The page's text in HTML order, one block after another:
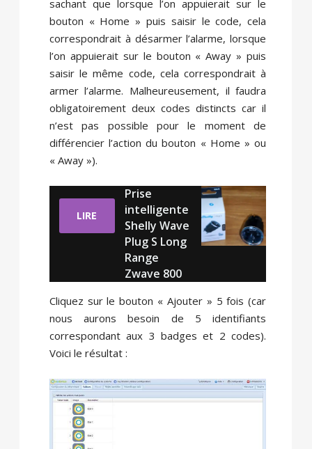
sachant que lorsque l’on appuierait sur le
bouton « Home » puis saisir le code, cela
correspondrait à désarmer l’alarme, lorsque
l’on appuierait sur le bouton « Away » puis
saisir le même code, cela correspondrait à
armer l’alarme. Malheureusement, il faudra
obligatoirement deux codes distincts car il
n’est pas possible pour le moment de
différencier l’action du bouton « Home » ou
« Away »).
LIRE
Prise
intelligente
Shelly Wave
Plug S Long
Range
Zwave 800
Cliquez sur le bouton « Ajouter » 5 fois (car
nous aurons besoin de 5 identifiants
correspondant aux 3 badges et 2 codes).
Voici le résultat :